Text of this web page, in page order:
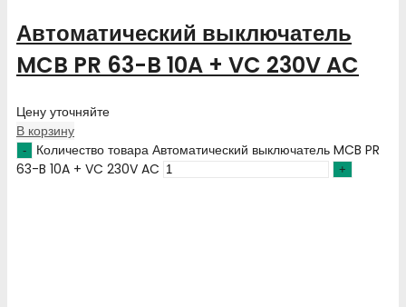
Автоматический выключатель
MCB PR 63-B 10A + VC 230V AC
Цену уточняйте
В корзину
Количество товара Автоматический выключатель MCB PR
63-B 10A + VC 230V AC